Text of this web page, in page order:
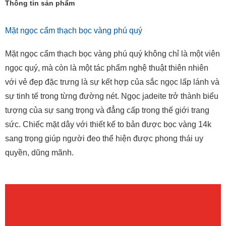
Thông tin sản phẩm
Mặt ngọc cẩm thạch bọc vàng phú quý
Mặt ngọc cẩm thạch bọc vàng phú quý không chỉ là một viên
ngọc quý, mà còn là một tác phẩm nghệ thuật thiên nhiên
với vẻ đẹp đặc trưng là sự kết hợp của sắc ngọc lấp lánh và
sự tinh tế trong từng đường nét. Ngọc jadeite trở thành biểu
tượng của sự sang trọng và đẳng cấp trong thế giới trang
sức. Chiếc mặt dây với thiết kế to bản được bọc vàng 14k
sang trọng giúp người đeo thể hiện được phong thái uy
quyền, dũng mãnh.